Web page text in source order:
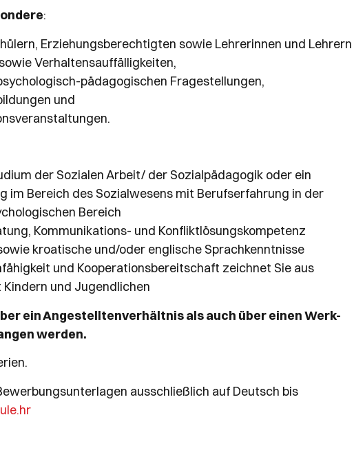
:
Erziehungsberechtigten sowie Lehrerinnen und Lehrern
Verhaltensauffälligkeiten,
pädagogischen Fragestellungen,
und
der Sozialen Arbeit/ der Sozialpädagogik oder ein
im Bereich des Sozialwesens mit Berufserfahrung in der
Bereich
Kommunikations- und Konfliktlösungskompetenz
kroatische und/oder englische Sprachkenntnisse
und Kooperationsbereitschaft zeichnet Sie aus
und Jugendlichen
ein Angestelltenverhältnis als auch über einen Werk-
werden.
ausschließlich auf Deutsch bis